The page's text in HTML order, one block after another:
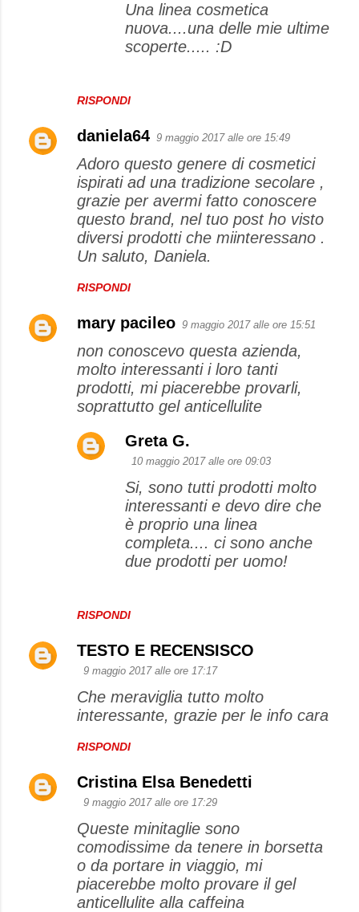
RISPONDI
Una linea cosmetica
nuova....una delle mie ultime
scoperte..... :D
daniela64 9 maggio 2017 alle ore 15:49
Adoro questo genere di cosmetici
ispirati ad una tradizione secolare ,
grazie per avermi fatto conoscere
questo brand, nel tuo post ho visto
diversi prodotti che miinteressano .
Un saluto, Daniela.
RISPONDI
mary pacileo 9 maggio 2017 alle ore 15:51
non conoscevo questa azienda,
molto interessanti i loro tanti
prodotti, mi piacerebbe provarli,
soprattutto gel anticellulite
RISPONDI
Greta G.
10 maggio 2017 alle ore 09:03
Si, sono tutti prodotti molto
interessanti e devo dire che
è proprio una linea
completa.... ci sono anche
due prodotti per uomo!
TESTO E RECENSISCO
9 maggio 2017 alle ore 17:17
Che meraviglia tutto molto
interessante, grazie per le info cara
RISPONDI
Cristina Elsa Benedetti
9 maggio 2017 alle ore 17:29
Queste minitaglie sono
comodissime da tenere in borsetta
o da portare in viaggio, mi
piacerebbe molto provare il gel
anticellulite alla caffeina